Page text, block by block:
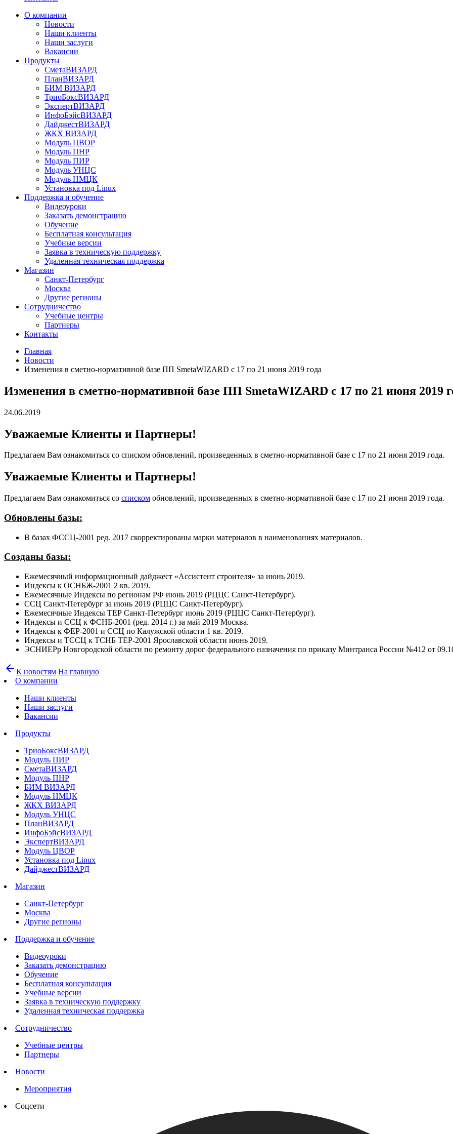
О компании
Новости
Наши клиенты
Наши заслуги
Вакансии
Продукты
СметаВИЗАРД
ПланВИЗАРД
БИМ ВИЗАРД
ТриоБоксВИЗАРД
ЭкспертВИЗАРД
ИнфоБэйсВИЗАРД
ДайджестВИЗАРД
ЖКХ ВИЗАРД
Модуль ЦВОР
Модуль ПНР
Модуль ПИР
Модуль УНЦС
Модуль НМЦК
Установка под Linux
Поддержка и обучение
Видеоуроки
Заказать демонстрацию
Обучение
Бесплатная консультация
Учебные версии
Заявка в техническую поддержку
Удаленная техническая поддержка
Магазин
Санкт-Петербург
Москва
Другие регионы
Сотрудничество
Учебные центры
Партнеры
Контакты
Главная
Новости
Изменения в сметно-нормативной базе ПП SmetaWIZARD с 17 по 21 июня 2019 года
Изменения в сметно-нормативной базе ПП SmetaWIZARD с 17 по 21 июня 2019
24.06.2019
Уважаемые Клиенты и Партнеры!
Предлагаем Вам ознакомиться со списком обновлений, произведенных в сметно-нормативной базе с 17 по 21 июня 2019 года.
Уважаемые Клиенты и Партнеры!
Предлагаем Вам ознакомиться со списком обновлений, произведенных в сметно-нормативной базе с 17 по 21 июня 2019 года.
Обновлены базы:
В базах ФССЦ-2001 ред. 2017 скорректированы марки материалов в наименованиях материалов.
Созданы базы:
Ежемесячный информационный дайджест «Ассистент строителя» за июнь 2019.
Индексы к ОСНБЖ-2001 2 кв. 2019.
Ежемесячные Индексы по регионам РФ июнь 2019 (РЦЦС Санкт-Петербург).
ССЦ Санкт-Петербург за июнь 2019 (РЦЦС Санкт-Петербург).
Ежемесячные Индексы ТЕР Санкт-Петербург июнь 2019 (РЦЦС Санкт-Петербург).
Индексы и ССЦ к ФСНБ-2001 (ред. 2014 г.) за май 2019 Москва.
Индексы к ФЕР-2001 и ССЦ по Калужской области 1 кв. 2019.
Индексы и ТССЦ к ТСНБ ТЕР-2001 Ярославской области июнь 2019.
ЭСНИЕРр Новгородской области по ремонту дорог федерального назначения по приказу Минтранса России №412 от
arrow_back К новостям На главную
О компании
Наши клиенты
Наши заслуги
Вакансии
Продукты
ТриоБоксВИЗАРД
Модуль ПИР
СметаВИЗАРД
Модуль ПНР
БИМ ВИЗАРД
Модуль НМЦК
ЖКХ ВИЗАРД
Модуль УНЦС
ПланВИЗАРД
ИнфоБэйсВИЗАРД
ЭкспертВИЗАРД
Модуль ЦВОР
Установка под Linux
ДайджестВИЗАРД
Магазин
Санкт-Петербург
Москва
Другие регионы
Поддержка и обучение
Видеоуроки
Заказать демонстрацию
Обучение
Бесплатная консультация
Учебные версии
Заявка в техническую поддержку
Удаленная техническая поддержка
Сотрудничество
Учебные центры
Партнеры
Новости
Мероприятия
Соцсети